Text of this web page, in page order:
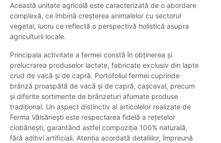
Această unitate agricolă este caracterizată de o abordare
complexă, ce îmbină creșterea animalelor cu sectorul
vegetal, lucru ce reflectă o perspectivă holistică asupra
agriculturii locale.
Principala activitate a fermei constă în obținerea și
prelucrarea produselor lactate, fabricate exclusiv din lapte
crud de vacă și de capră. Portofoliul fermei cuprinde
brânză proaspătă de vacă și de capră, cașcaval, precum
și diferite sortimente de brânzeturi afumate produse
tradițional. Un aspect distinctiv al articolelor realizate de
Ferma Vâlsănești este respectarea fidelă a rețetelor
ciobănești, garantând astfel compoziția 100% naturală,
fără aditivi artificiali. Atenția acordată detaliilor, împreună